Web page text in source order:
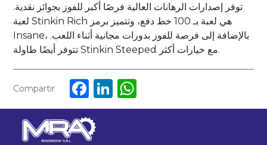
توفر إصدارات الرهانات العالية فرصًا أكبر للفوز بجوائز نقدية.
لعبة Stinkin Rich هي لعبة بـ 100 خط دفع، وتتميز برمز
Insane، بالإضافة إلى فرصة للفوز بدورات مجانية أثناء اللعب.
تتوفر أيضًا طاولة Stinkin Steeped مع خيارات أكثر.
Compartir Facebook
LinkedIn
WhatsApp